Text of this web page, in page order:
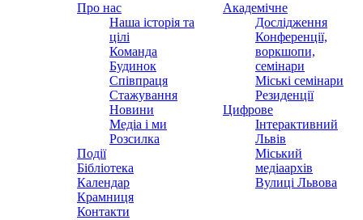
Про нас
Наша історія та
цілі
Команда
Будинок
Співпраця
Стажування
Новини
Медіа і ми
Розсилка
Події
Бібліотека
Календар
Крамниця
Контакти
Академічне
Дослідження
Конференції,
воркшопи,
семінари
Міські семінари
Резиденції
Цифрове
Інтерактивний
Львів
Міський
медіаархів
Вулиці Львова